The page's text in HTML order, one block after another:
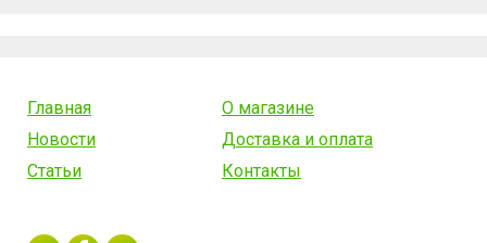
Главная
О магазине
Новости
Доставка и оплата
Статьи
Контакты